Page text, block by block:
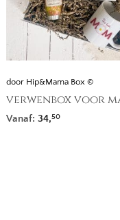
door Hip&Mama Box ©
verwenbox voor
Vanaf: 34,50